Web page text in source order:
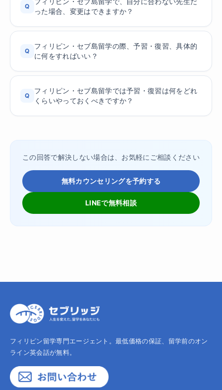
Q
った場合、変更はできますか？
Q
フィリピン・セブ島留学の際、予習・復習、具体的
に何をすればいい？
Q
フィリピン・セブ島留学では予習・復習は何をどれ
くらいやっておくべきですか？
この回答で解決しない場合は、お気軽にご相談ください
無料カウンセリングを予約する
LINEで無料相談
フィリピン留学専門エージェント。最低価格の保証、留学前のオン
ライン英会話が無料。